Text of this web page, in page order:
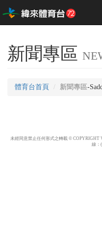
新聞專區
體育台首頁 新聞專區-
未經同意禁止任何形式之轉載 ©
線：